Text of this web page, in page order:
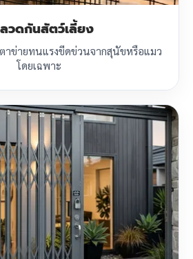
วดกันสัตว์เลี้ยง
าข่ายทนแรงขีดข่วนจากสุนัขหรือแมว
โดยเฉพาะ